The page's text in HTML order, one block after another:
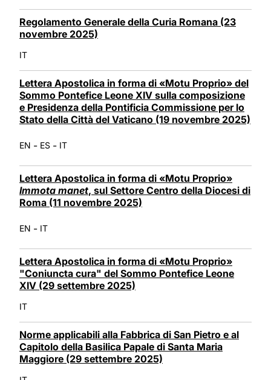
Regolamento Generale della Curia Romana (23
novembre 2025)
IT
Lettera Apostolica in forma di «Motu Proprio» del
Sommo Pontefice Leone XIV sulla composizione
e Presidenza della Pontificia Commissione per lo
Stato della Città del Vaticano (19 novembre 2025)
EN - ES - IT
Lettera Apostolica in forma di «Motu Proprio»
Immota manet, sul Settore Centro della Diocesi di
Roma (11 novembre 2025)
EN - IT
Lettera Apostolica in forma di «Motu Proprio»
"Coniuncta cura" del Sommo Pontefice Leone
XIV (29 settembre 2025)
IT
Norme applicabili alla Fabbrica di San Pietro e al
Capitolo della Basilica Papale di Santa Maria
Maggiore (29 settembre 2025)